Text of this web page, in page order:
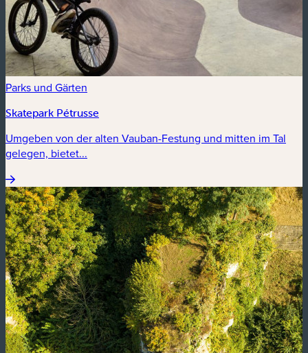
Parks und Gärten
Skatepark Pétrusse
Umgeben von der alten Vauban-Festung und mitten im Tal
gelegen, bietet...